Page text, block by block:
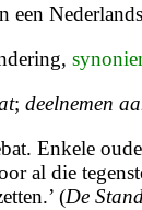
een
; deelnemen
Enkele
al die
(De